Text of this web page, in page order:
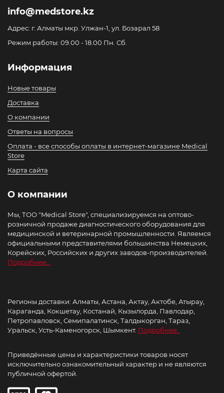
info@medstore.kz
Адрес: г. Алматы мкр. Улжан-1, ул. Бозарал 58
Режим работы: 09.00 - 18.00 Пн. Сб.
Информация
Новые товары
Доставка
О компании
Ответы на вопросы
Оплата - все способы оплаты в интернет-магазине Medical
Store
Карта сайта
О компании
Мы, ТОО "Medical Store", специализируемся на оптово-
розничной продаже диагностического оборудования для
медицинской и ветеринарной промышленности. Являемся
официальными представителями большинства Немецких,
Корейских, Российских и других заводов-производителей.
Подробнее...
Регионы доставки: Алматы, Астана, Актау, Актобе, Атырау,
Караганда, Кокшетау, Костанай, Кызылорда, Павлодар,
Петропавловск, Семипалатинск, Талдыкорган, Тараз,
Уральск, Усть-Каменогорск, Шымкент. Подробнее..
Приведённые цены и характеристики товаров носят
исключительно ознакомительный характер и не являются
публичной офертой.